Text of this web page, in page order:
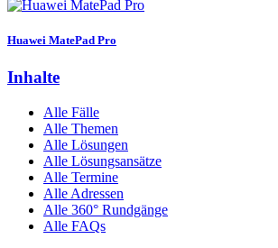
Huawei MatePad Pro
Inhalte
Alle Fälle
Alle Themen
Alle Lösungen
Alle Lösungsansätze
Alle Termine
Alle Adressen
Alle 360° Rundgänge
Alle FAQs